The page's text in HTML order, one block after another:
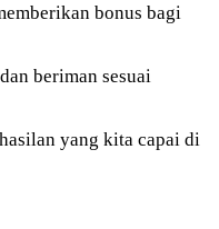
bonus bagi
beriman sesuai
yang kita capai di